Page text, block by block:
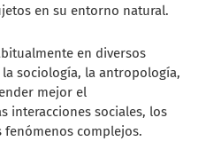
en su entorno natural.
en diversos
sociología, la antropología,
mejor el
interacciones sociales, los
complejos.